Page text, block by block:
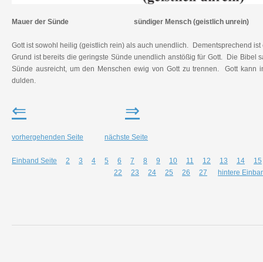
Mauer der Sünde sündiger Mensch (geistlich unrein)
Gott ist sowohl heilig (geistlich rein) als auch unendlich. Dementsprechend
Grund ist bereits die geringste Sünde unendlich anstößig für Gott. Die Bibel
Sünde ausreicht, um den Menschen ewig von Gott zu trennen. Gott kann
dulden.
⇐ ⇒
vorhergehenden Seite nächste Seite
Einband Seite 2 3 4 5 6 7 8 9 10 11 12 13 14
15
22
23 24 25 26 27 hintere